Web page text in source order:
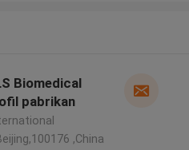
Biomedical
pabrikan
,China